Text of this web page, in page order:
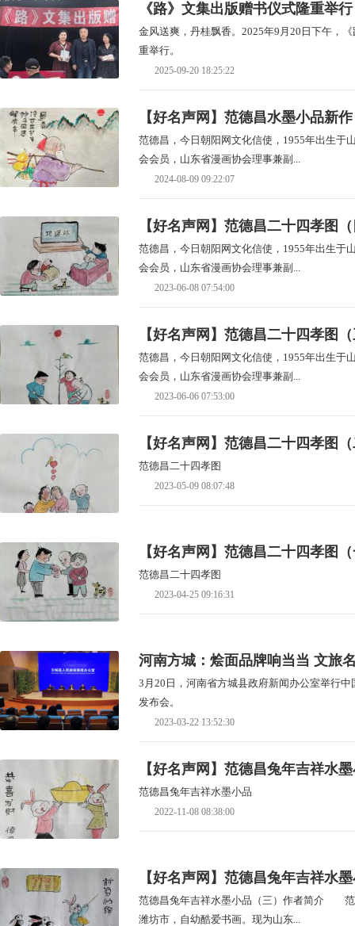
《路》文集出版赠书仪式隆重举
金风送爽，丹桂飘香。2025年9月20日下午，
重举行。
2025-09-20 18:25:22
【好名声网】范德昌水墨小品新作
范德昌，今日朝阳网文化信使，1955年出生于
会会员，山东省漫画协会理事兼副...
2024-08-09 09:22:07
【好名声网】范德昌二十四孝图
范德昌，今日朝阳网文化信使，1955年出生于
会会员，山东省漫画协会理事兼副...
2023-06-08 07:54:00
【好名声网】范德昌二十四孝图
范德昌，今日朝阳网文化信使，1955年出生于
会会员，山东省漫画协会理事兼副...
2023-06-06 07:53:00
【好名声网】范德昌二十四孝图
范德昌二十四孝图
2023-05-09 08:07:48
【好名声网】范德昌二十四孝图
范德昌二十四孝图
2023-04-25 09:16:31
河南方城：烩面品牌响当当 文旅
3月20日，河南省方城县政府新闻办公室举行
发布会。
2023-03-22 13:52:30
【好名声网】范德昌兔年吉祥水
范德昌兔年吉祥水墨小品
2022-11-08 08:38:00
【好名声网】范德昌兔年吉祥水
范德昌兔年吉祥水墨小品（三）作者简介 范
潍坊市，自幼酷爱书画。现为山东...